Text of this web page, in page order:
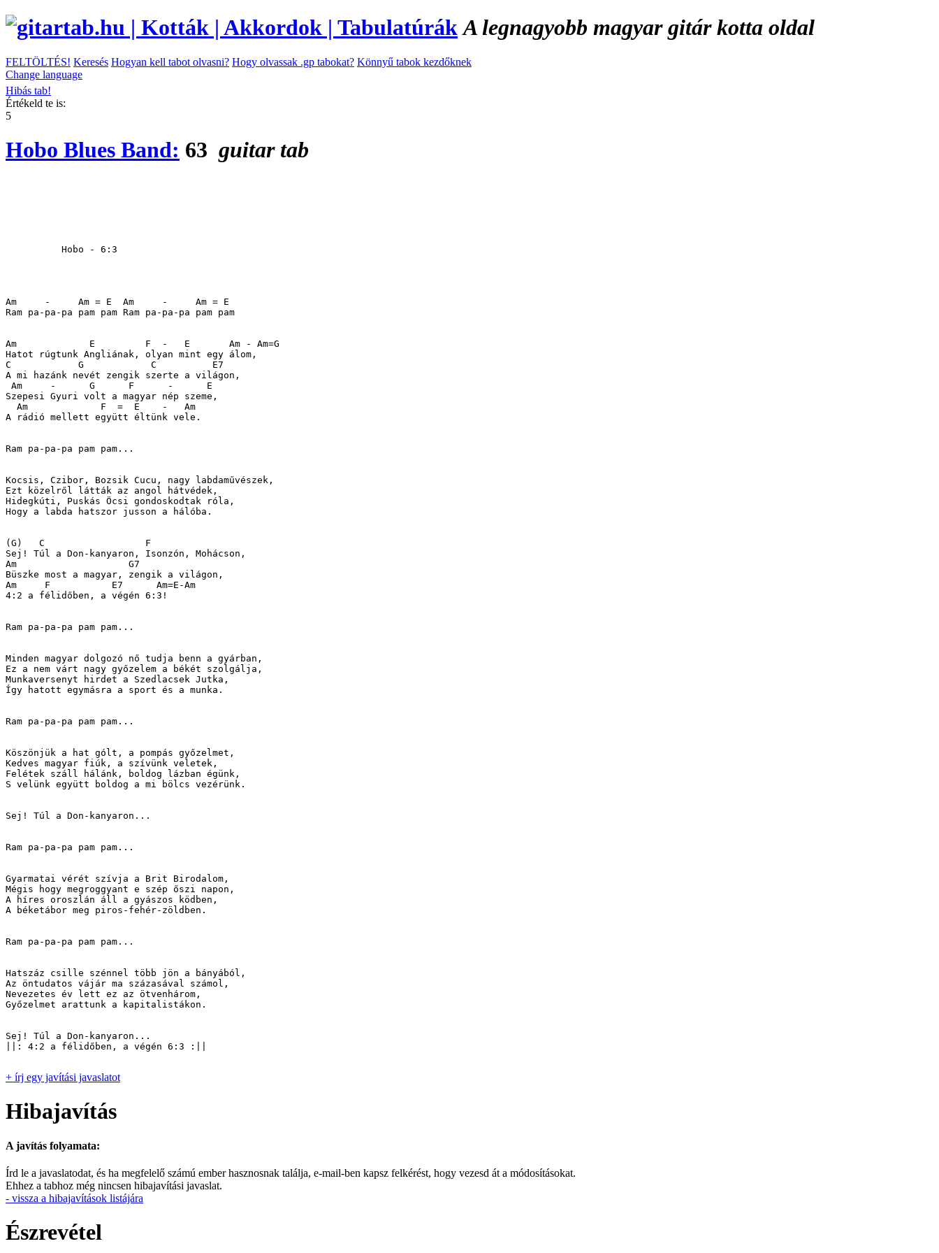
A legnagyobb magyar gitár kotta oldal
FELTÖLTÉS! Keresés Hogyan kell tabot olvasni? Hogy olvassak .gp tabokat? Könnyű tabok kezdőknek
Change language
Hibás tab!
Értékeld te is:
5
Hobo Blues Band: 63 guitar tab
          Hobo - 6:3
Am     -     Am = E  Am     -     Am = E
Ram pa-pa-pa pam pam Ram pa-pa-pa pam pam
Am             E         F  -   E       Am - Am=G
Hatot rúgtunk Angliának, olyan mint egy álom,
C            G            C          E7
A mi hazánk nevét zengik szerte a világon,
Am     -      G      F      -      E
Szepesi Gyuri volt a magyar nép szeme,
  Am             F  =  E    -   Am
A rádió mellett együtt éltünk vele.
Ram pa-pa-pa pam pam...
Kocsis, Czibor, Bozsik Cucu, nagy labdaművészek,
Ezt közelről látták az angol hátvédek,
Hidegkúti, Puskás Öcsi gondoskodtak róla,
Hogy a labda hatszor jusson a hálóba.
(G)   C                  F
Sej! Túl a Don-kanyaron, Isonzón, Mohácson,
Am                    G7
Büszke most a magyar, zengik a világon,
Am     F           E7      Am=E-Am
4:2 a félidőben, a végén 6:3!
Ram pa-pa-pa pam pam...
Minden magyar dolgozó nő tudja benn a gyárban,
Ez a nem várt nagy győzelem a békét szolgálja,
Munkaversenyt hirdet a Szedlacsek Jutka,
Így hatott egymásra a sport és a munka.
Ram pa-pa-pa pam pam...
Köszönjük a hat gólt, a pompás győzelmet,
Kedves magyar fiúk, a szívünk veletek,
Felétek száll hálánk, boldog lázban égünk,
S velünk együtt boldog a mi bölcs vezérünk.
Sej! Túl a Don-kanyaron...
Ram pa-pa-pa pam pam...
Gyarmatai vérét szívja a Brit Birodalom,
Mégis hogy megroggyant e szép őszi napon,
A híres oroszlán áll a gyászos ködben,
A béketábor meg piros-fehér-zöldben.
Ram pa-pa-pa pam pam...
Hatszáz csille szénnel több jön a bányából,
Az öntudatos vájár ma százasával számol,
Nevezetes év lett ez az ötvenhárom,
Győzelmet arattunk a kapitalistákon.
Sej! Túl a Don-kanyaron...
||: 4:2 a félidőben, a végén 6:3 :||
+ írj egy javítási javaslatot
Hibajavítás
A javítás folyamata:
Írd le a javaslatodat, és ha megfelelő számú ember hasznosnak találja, e-mail-ben kapsz felkérést, hogy vezesd át a módosításokat.
Ehhez a tabhoz még nincsen hibajavítási javaslat.
- vissza a hibajavítások listájára
Észrevétel